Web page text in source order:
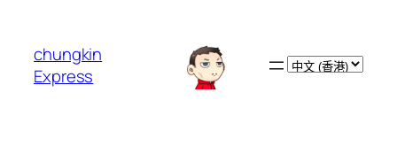
chungkin
Express
Choose